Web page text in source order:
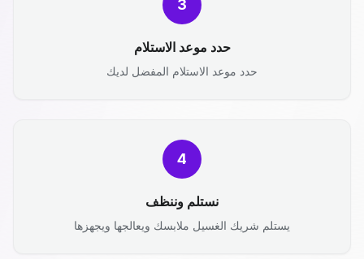
3
حدد موعد الاستلام
حدد موعد الاستلام المفضل لديك
4
نستلم وننظف
يستلم شريك الغسيل ملابسك ويعالجها ويجهزها